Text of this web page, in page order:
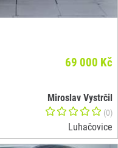
69 000 Kč
Miroslav Vystrčil
(0)
Luhačovice